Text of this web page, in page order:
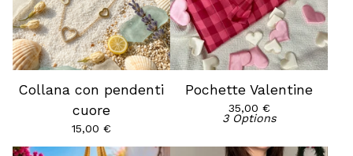
Collana con pendenti
cuore
15,00 €
Pochette Valentine
35,00 €
3 Options